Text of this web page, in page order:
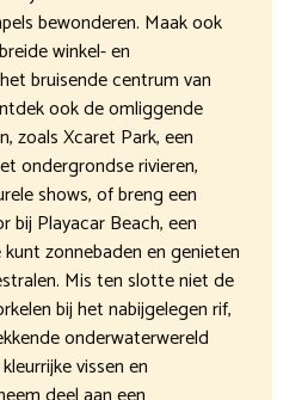
bewonderen. Maak ook
winkel- en
bruisende centrum van
ook de omliggende
zoals Xcaret Park, een
ondergrondse rivieren,
shows, of breng een
bij Playacar Beach, een
zonnebaden en genieten
Mis ten slotte niet de
bij het nabijgelegen rif,
onderwaterwereld
vissen en